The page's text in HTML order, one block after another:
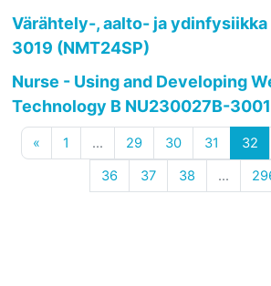
Värähtely-, aalto- ja ydinfysiikka
3019 (NMT24SP)
Nurse - Using and Developing
Technology B NU230027B-3001
« Previous page
1 Page 1
… 29Page 29
30Page 30
31 Page 31
32
36Page 36
37Page 37
38 Page 38
…